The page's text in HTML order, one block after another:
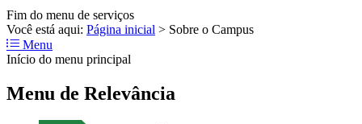
Fim do menu de serviços
Você está aqui: Página inicial > Sobre o Campus
Menu
Início do menu principal
Menu de Relevância